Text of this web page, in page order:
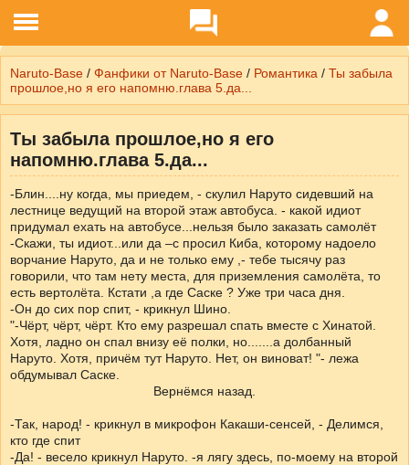
Naruto-Base / Фанфики от Naruto-Base / Романтика / Ты забыла
прошлое,но я его напомню.глава 5.да...
Ты забыла прошлое,но я его
напомню.глава 5.да...
-Блин....ну когда, мы приедем, - скулил Наруто сидевший на
лестнице ведущий на второй этаж автобуса. - какой идиот
придумал ехать на автобусе...нельзя было заказать самолёт
-Скажи, ты идиот...или да –с просил Киба, которому надоело
ворчание Наруто, да и не только ему ,- тебе тысячу раз
говорили, что там нету места, для приземления самолёта, то
есть вертолёта. Кстати ,а где Саске ? Уже три часа дня.
-Он до сих пор спит, - крикнул Шино.
"-Чёрт, чёрт, чёрт. Кто ему разрешал спать вместе с Хинатой.
Хотя, ладно он спал внизу её полки, но.......а долбанный
Наруто. Хотя, причём тут Наруто. Нет, он виноват! "- лежа
обдумывал Саске.
Вернёмся назад.
-Так, народ! - крикнул в микрофон Какаши-сенсей, - Делимся,
кто где спит
-Да! - весело крикнул Наруто. -я лягу здесь, по-моему на второй